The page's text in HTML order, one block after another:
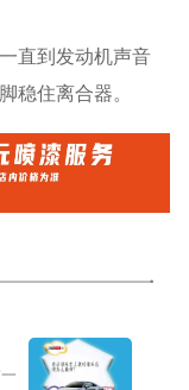
直到发动机声音
稳住离合器。